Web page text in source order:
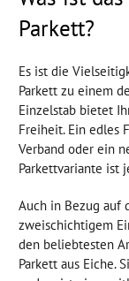
Parkett?
Es ist die
Parkett zu einem
Einzelstab bietet
Freiheit. Ein edles
Verband oder ein
Parkettvariante ist
Auch in Bezug auf
zweischichtigem
den beliebtesten
Parkett aus Eiche.